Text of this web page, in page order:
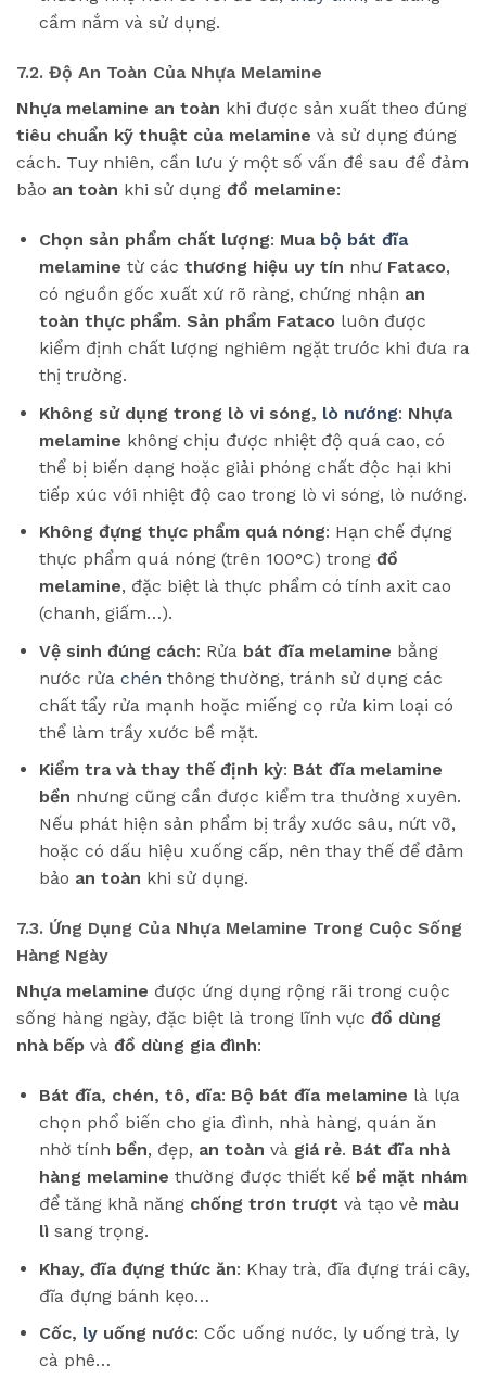
cầm nắm và sử dụng.
7.2. Độ An Toàn Của Nhựa Melamine
Nhựa melamine an toàn khi được sản xuất theo đúng
tiêu chuẩn kỹ thuật của melamine và sử dụng đúng
cách. Tuy nhiên, cần lưu ý một số vấn đề sau để đảm
bảo an toàn khi sử dụng đồ melamine:
Chọn sản phẩm chất lượng: Mua bộ bát đĩa
melamine từ các thương hiệu uy tín như Fataco,
có nguồn gốc xuất xứ rõ ràng, chứng nhận an
toàn thực phẩm. Sản phẩm Fatacoluôn được
kiểm định chất lượng nghiêm ngặt trước khi đưa ra
thị trường.
Không sử dụng trong lò vi sóng, lò nướng: Nhựa
melamine không chịu được nhiệt độ quá cao, có
thể bị biến dạng hoặc giải phóng chất độc hại khi
tiếp xúc với nhiệt độ cao trong lò vi sóng, lò nướng.
Không đựng thực phẩm quá nóng: Hạn chế đựng
thực phẩm quá nóng (trên 100°C) trong đồ
melamine, đặc biệt là thực phẩm có tính axit cao
(chanh, giấm…).
Vệ sinh đúng cách: Rửa bát đĩa melamine bằng
nước rửa chén thông thường, tránh sử dụng các
chất tẩy rửa mạnh hoặc miếng cọ rửa kim loại có
thể làm trầy xước bề mặt.
Kiểm tra và thay thế định kỳ: Bát đĩa melamine
bền nhưng cũng cần được kiểm tra thường xuyên.
Nếu phát hiện sản phẩm bị trầy xước sâu, nứt vỡ,
hoặc có dấu hiệu xuống cấp, nên thay thế để đảm
bảo an toàn khi sử dụng.
7.3. Ứng Dụng Của Nhựa Melamine Trong Cuộc Sống
Hàng Ngày
Nhựa melamine được ứng dụng rộng rãi trong cuộc
sống hàng ngày, đặc biệt là trong lĩnh vực đồ dùng
nhà bếp và đồ dùng gia đình:
Bát đĩa, chén, tô, dĩa: Bộ bát đĩa melamine là lựa
chọn phổ biến cho gia đình, nhà hàng, quán ăn
nhờ tính bền, đẹp, an toàn và giá rẻ. Bát đĩa nhà
hàng melamine thường được thiết kế bề mặt nhám
để tăng khả năng chống trơn trượt và tạo vẻ màu
lìsang trọng.
Khay, đĩa đựng thức ăn: Khay trà, đĩa đựng trái cây,
đĩa đựng bánh kẹo…
Cốc, lyuống nước: Cốc uống nước, ly uống trà, ly
cà phê…